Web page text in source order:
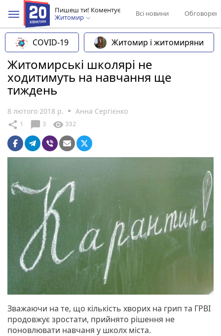
Пишеш ти! Коментує
Житомир
Всі новини
COVID-19 Житомир і житомиряни
Житомирські школярі не
ходитимуть на навчання ще
тиждень
8 лютого 2018 р. Анна Сергієнко
share 1 chat_bubble 3 visibility 332
Зважаючи на те, що кількість хворих на грип та ГРВІ
продовжує зростати, прийнято рішення не
поновлювати навчаня у школх міста.